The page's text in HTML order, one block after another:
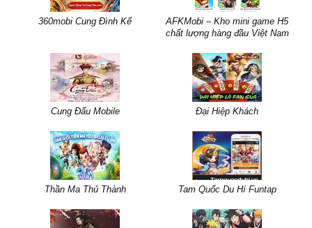
360mobi Cung Đình Kế
AFKMobi – Kho mini game H5
chất lượng hàng đầu Việt Nam
Cung Đấu Mobile Đại Hiệp Khách
Thần Ma Thủ Thành Tam Quốc Du Hí Funtap